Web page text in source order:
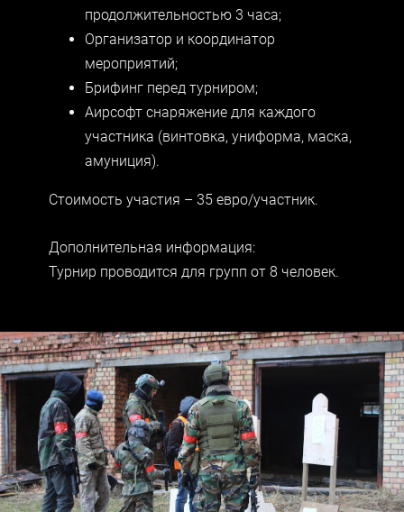
продолжительностью 3 часа;
Организатор и координатор
мероприятий;
Брифинг перед турниром;
Аирсофтснаряжение для каждого
участника (винтовка, униформа, маска,
амуниция).
Стоимость участия – 35 евро/участник.
Дополнительная информация:
Турнир проводится для групп от 8 человек.